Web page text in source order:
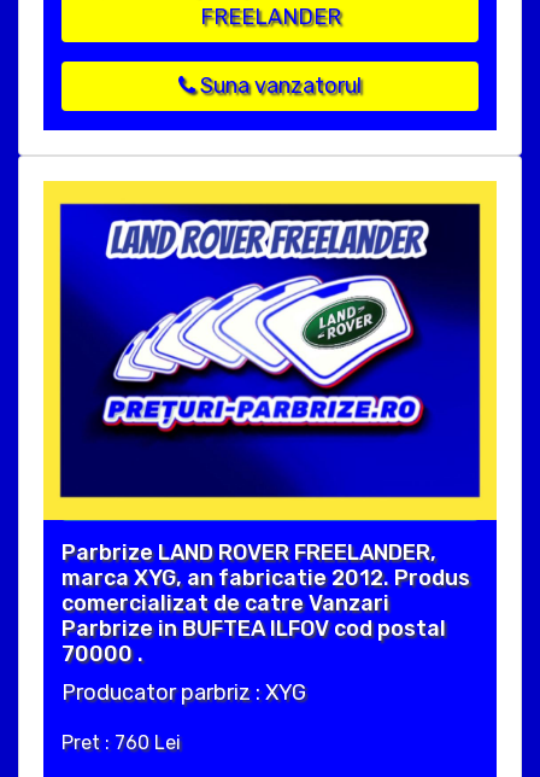
FREELANDER
Suna vanzatorul
Parbrize LAND ROVER FREELANDER,
marca XYG, an fabricatie 2012. Produs
comercializat de catre Vanzari
Parbrize in BUFTEA ILFOV cod postal
70000 .
Producator parbriz : XYG
Pret : 760 Lei